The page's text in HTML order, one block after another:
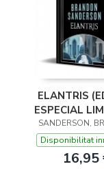
ELANTRIS
ESPECIAL
SANDERSON,
Disponibilitat
16,95